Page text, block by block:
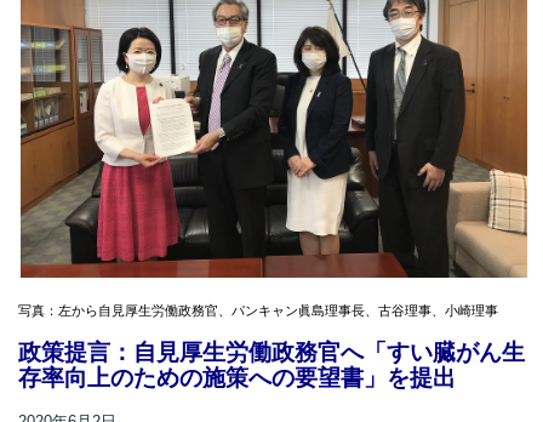
写真：左から自見厚生労働政務官、パンキャン眞島理事長、古谷理事、小崎理事
政策提言：自見厚生労働政務官へ「すい臓がん生
存率向上のための施策への要望書」を提出